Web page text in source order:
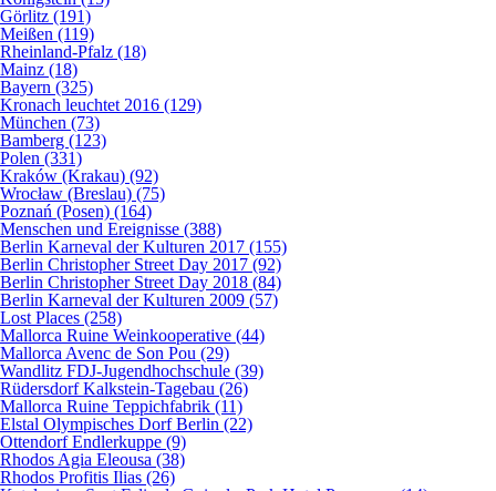
Görlitz (191)
Meißen (119)
Rheinland-Pfalz (18)
Mainz (18)
Bayern (325)
Kronach leuchtet 2016 (129)
München (73)
Bamberg (123)
Polen (331)
Kraków (Krakau) (92)
Wrocław (Breslau) (75)
Poznań (Posen) (164)
Menschen und Ereignisse (388)
Berlin Karneval der Kulturen 2017 (155)
Berlin Christopher Street Day 2017 (92)
Berlin Christopher Street Day 2018 (84)
Berlin Karneval der Kulturen 2009 (57)
Lost Places (258)
Mallorca Ruine Weinkooperative (44)
Mallorca Avenc de Son Pou (29)
Wandlitz FDJ-Jugendhochschule (39)
Rüdersdorf Kalkstein-Tagebau (26)
Mallorca Ruine Teppichfabrik (11)
Elstal Olympisches Dorf Berlin (22)
Ottendorf Endlerkuppe (9)
Rhodos Agia Eleousa (38)
Rhodos Profitis Ilias (26)